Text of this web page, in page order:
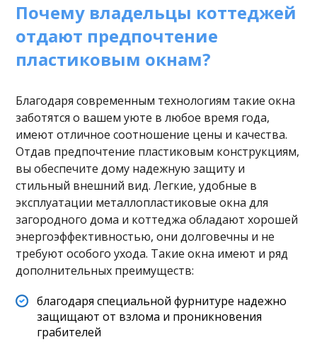
Почему владельцы коттеджей
отдают предпочтение
пластиковым окнам?
Благодаря современным технологиям такие окна
заботятся о вашем уюте в любое время года,
имеют отличное соотношение цены и качества.
Отдав предпочтение пластиковым конструкциям,
вы обеспечите дому надежную защиту и
стильный внешний вид. Легкие, удобные в
эксплуатации металлопластиковые окна для
загородного дома и коттеджа обладают хорошей
энергоэффективностью, они долговечны и не
требуют особого ухода. Такие окна имеют и ряд
дополнительных преимуществ:
благодаря специальной фурнитуре надежно
защищают от взлома и проникновения
грабителей